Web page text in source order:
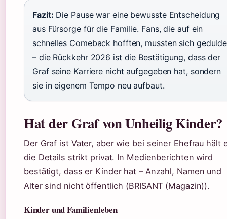
Fazit: Die Pause war eine bewusste Entscheidung
aus Fürsorge für die Familie. Fans, die auf ein
schnelles Comeback hofften, mussten sich
– die Rückkehr 2026 ist die Bestätigung, dass der
Graf seine Karriere nicht aufgegeben hat, sondern
sie in eigenem Tempo neu aufbaut.
Hat der Graf von Unheilig Kinder?
Der Graf ist Vater, aber wie bei seiner Ehefrau hält
die Details strikt privat. In Medienberichten wird
bestätigt, dass er Kinder hat – Anzahl, Namen und
Alter sind nicht öffentlich (BRISANT (Magazin)).
Kinder und Familienleben